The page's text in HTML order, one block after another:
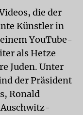
die der
Künstler in
YouTube-
als Hetze
Juden. Unter
der Präsident
Ronald
Auschwitz-